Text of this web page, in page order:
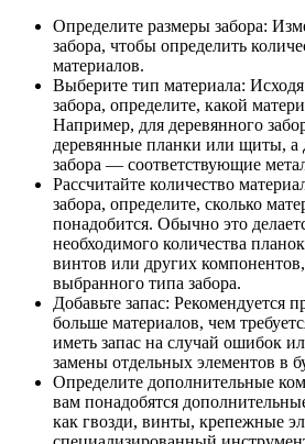
Определите размеры забора:
забора, чтобы определить
материалов.
Выберите тип материала:
забора, определите, какой
Например, для деревянного
деревянные планки или щиты, а
забора — соответствующие
Рассчитайте количество
забора, определите, сколько
понадобится. Обычно это
необходимого количества
винтов или других
выбранного типа забора.
Добавьте запас: Рекомендуется
больше материалов, чем
иметь запас на случай ошибок
замены отдельных элементов в
Определите дополнительные
вам понадобятся
как гвозди, винты, крепежные